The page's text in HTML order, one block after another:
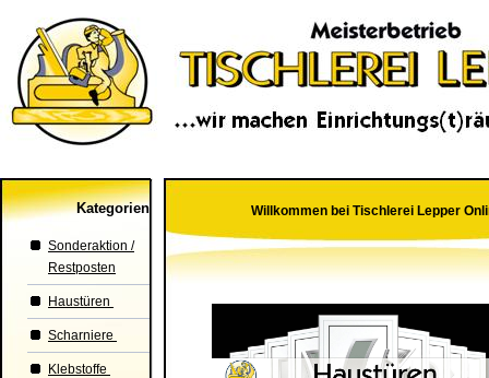
Kategorien
Sonderaktion /
Restposten
Haustüren
Scharniere
Klebstoffe
Willkommen bei Tischlerei Lepper